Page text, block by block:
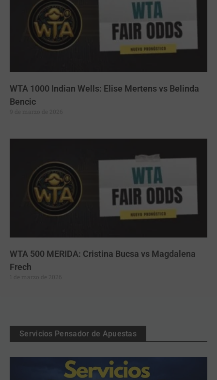
WTA 1000 Indian Wells: Elise Mertens vs Belinda
Bencic
WTA 500 MERIDA: Cristina Bucsa vs Magdalena
Frech
Servicios Pensador de Apuestas